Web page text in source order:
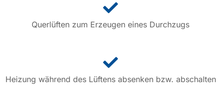
Querlüften zum Erzeugen eines Durchzugs
Heizung während des Lüftens absenken bzw. abschalten